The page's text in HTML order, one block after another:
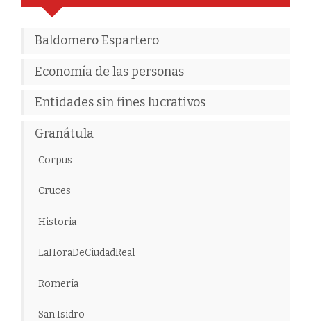
Baldomero Espartero
Economía de las personas
Entidades sin fines lucrativos
Granátula
Corpus
Cruces
Historia
LaHoraDeCiudadReal
Romería
San Isidro